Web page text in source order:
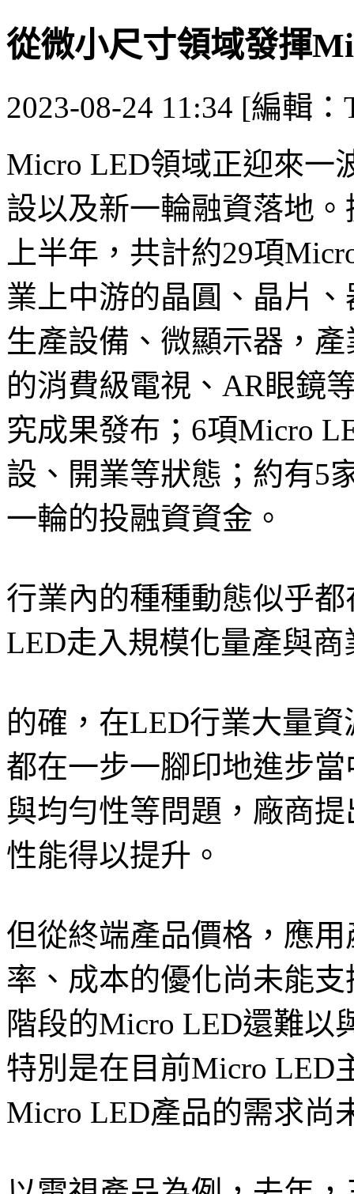
從微小尺寸領域發揮
2023-08-24 11:34 [編輯
Micro LED領域正迎來一
設以及新一輪融資落地
上半年，共計約29項
業上中游的晶圓、晶片
生產設備、微顯示器，
的消費級電視、AR眼鏡
究成果發布；6項Micro
設、開業等狀態；約有5
一輪的投融資資金。
行業內的種種動態似乎
LED走入規模化量產與
的確，在LED行業大量
都在一步一腳印地進步
與均勻性等問題，廠商
性能得以提升。
但從終端產品價格，應
率、成本的優化尚未能
階段的Micro LED還難以
特別是在目前Micro LED
Micro LED產品的需求尚